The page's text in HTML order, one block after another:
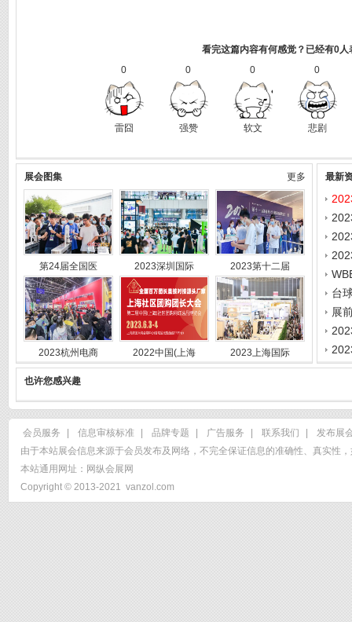
看完这篇内容有何感觉？已经有0人
0
雷囧
0
强赞
0
软文
0
悲剧
展会图集 更多
第24届全国医 2023深圳国际 2023第十二届
2023杭州电商 2022中国(上海 2023上海国际
最新
台
也许您感兴趣
会员服务 信息审核标准 品牌专题 广告服务 联系我们
发布展
由于本站展会信息来源于会员发布及网络，不完全保证信息的准确性、真实性
本站通用网址： 网纵会展网
Copyright © 2013-2021 vanzol.com